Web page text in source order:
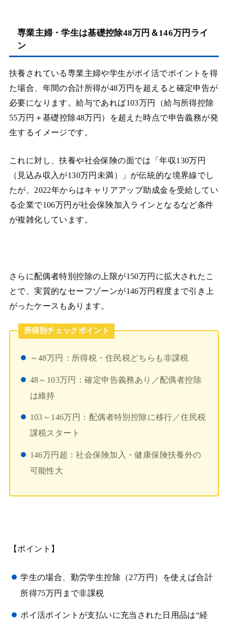
専業主婦・学生は基礎控除48万円＆146万円ライ
ン
扶養されている専業主婦や学生がポイ活でポイントを得
た場合、年間の合計所得が48万円を超えると確定申告が
必要になります。給与であれば103万円（給与所得控除
55万円＋基礎控除48万円）を超えた時点で申告義務が発
生するイメージです。
これに対し、扶養や社会保険の面では「年収130万円
（見込み収入が130万円未満）」が伝統的な境界線でし
たが、2022年からはキャリアアップ助成金を受給してい
る企業で106万円が社会保険加入ラインとなるなど条件
が複雑化しています。
さらに配偶者特別控除の上限が150万円に拡大されたこ
とで、実質的なセーフゾーンが146万円程度まで引き上
がったケースもあります。
所得別チェックポイント
～48万円：所得税・住民税どちらも非課税
48～103万円：確定申告義務あり／配偶者控除
は維持
103～146万円：配偶者特別控除に移行／住民税
課税スタート
146万円超：社会保険加入・健康保険扶養外の
可能性大
【ポイント】
学生の場合、勤労学生控除（27万円）を使えば合計
所得75万円まで非課税
ポイ活ポイントが支払いに充当された日用品は“経